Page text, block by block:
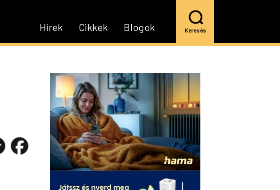
Blogok
Cikkek
Hírek Keresés